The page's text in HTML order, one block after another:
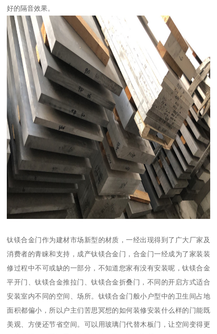
好的隔音效果。
钛镁合金门作为建材市场新型的材质，一经出现得到了广大厂家及
消费者的青睐和支持，成产钛镁合金门，合金门一经成为了家装装
修过程中不可或缺的一部分，不知道您家有没有安装呢，钛镁合金
平开门、钛镁合金推拉门、钛镁合金折叠门，不同的开启方式适合
安装室内不同的空间、场所。钛镁合金门般小户型中的卫生间占地
面积都偏小，所以户主们苦思冥想的如何装修安装什么样的门能既
美观、方便还节省空间。可以用玻璃门代替木板门，让空间变得更